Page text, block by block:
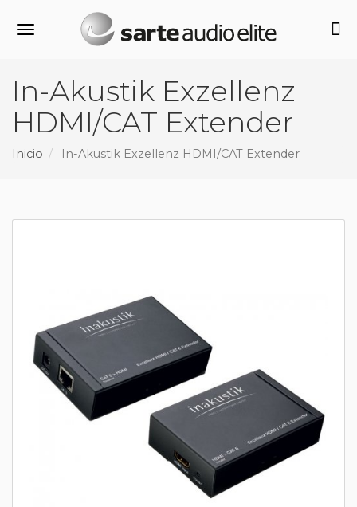
Alternar navegación
In-Akustik Exzellenz
HDMI/CAT Extender
Inicio In-Akustik Exzellenz HDMI/CAT Extender